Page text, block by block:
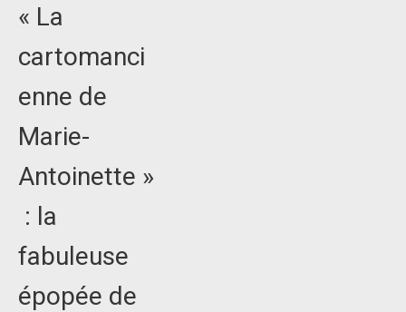
« La
cartomanci
enne de
Marie-
Antoinette »
: la
fabuleuse
épopée de